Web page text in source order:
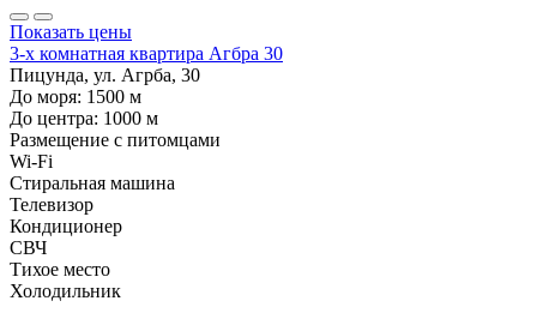
Показать цены
3-х комнатная квартира Агбра 30
Пицунда, ул. Агрба, 30
До моря: 1500 м
До центра: 1000 м
Размещение с питомцами
Wi-Fi
Стиральная машина
Телевизор
Кондиционер
СВЧ
Тихое место
Холодильник